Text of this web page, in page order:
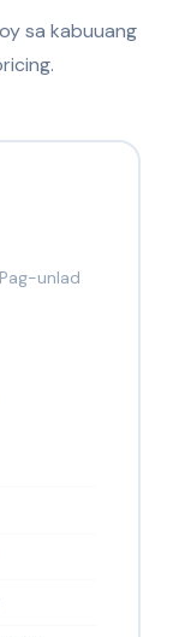
sa kabuuang
unlad